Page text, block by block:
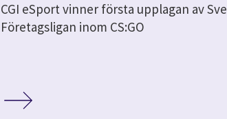
CGI eSport vinner första upplagan av
Företagsligan inom CS:GO